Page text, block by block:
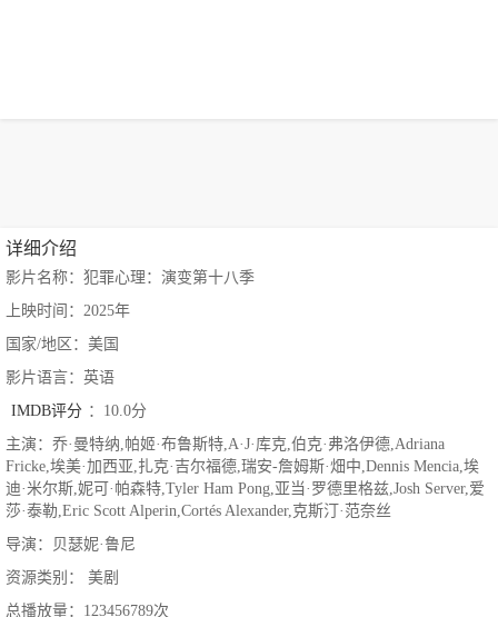
详细介绍
影片名称：犯罪心理：演变第十八季
上映时间：2025年
国家/地区：美国
影片语言：英语
IMDB评分 ：10.0分
主演：乔·曼特纳,帕姬·布鲁斯特,A·J·库克,伯克·弗洛伊德,Adriana
Fricke,埃美·加西亚,扎克·吉尔福德,瑞安-詹姆斯·畑中,Dennis Mencia,埃
迪·米尔斯,妮可·帕森特,Tyler Ham Pong,亚当·罗德里格兹,Josh Server,爱
莎·泰勒,Eric Scott Alperin,Cortés Alexander,克斯汀·范奈丝
导演：贝瑟妮·鲁尼
资源类别： 美剧
总播放量：123456789次